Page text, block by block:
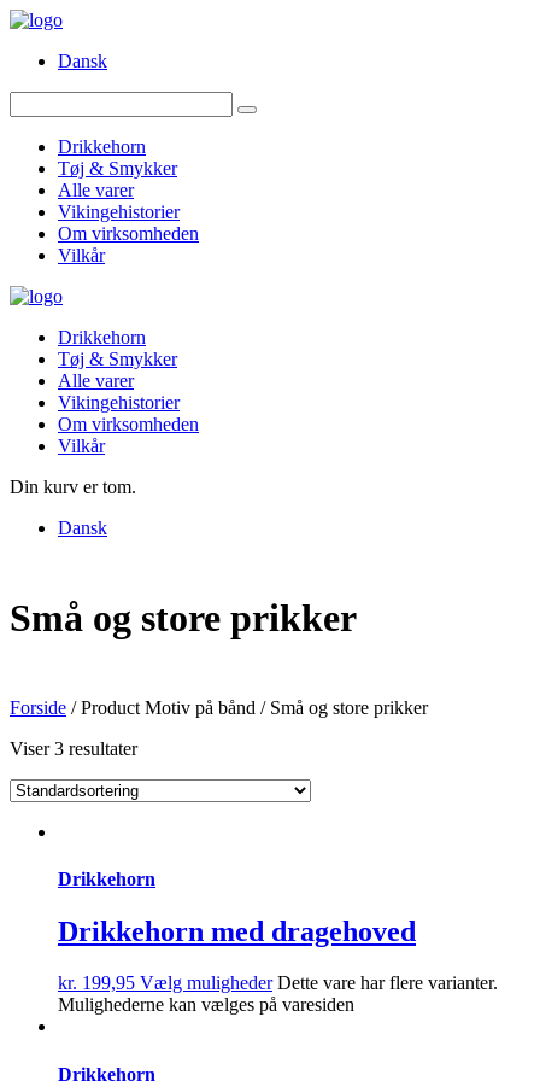
Dansk
Drikkehorn
Tøj & Smykker
Alle varer
Vikingehistorier
Om virksomheden
Vilkår
Drikkehorn
Tøj & Smykker
Alle varer
Vikingehistorier
Om virksomheden
Vilkår
Din kurv er tom.
Dansk
Små og store prikker
Forside / Product Motiv på bånd / Små og store prikker
Viser 3 resultater
Drikkehorn
Drikkehorn med dragehoved
kr. 199,95 Vælg muligheder Dette vare har flere varianter.
Mulighederne kan vælges på varesiden
Drikkehorn